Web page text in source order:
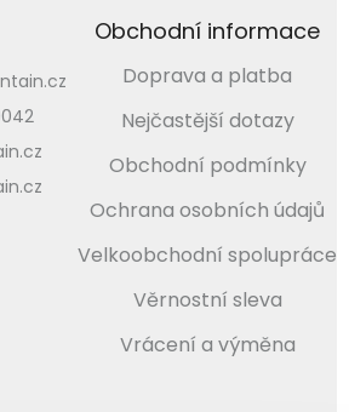
Obchodní informace
Doprava a platba
Nejčastější dotazy
Obchodní podmínky
Ochrana osobních údajů
Velkoobchodní spolupráce
Věrnostní sleva
Vrácení a výměna